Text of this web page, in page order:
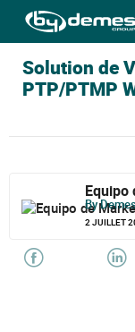
Solution de
PTP/PTMP
Equipo
By
2 JUILLET